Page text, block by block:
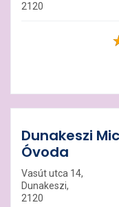
2120
Dunakeszi
Óvoda
Vasút utca 14,
Dunakeszi,
2120